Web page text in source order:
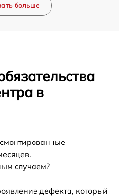
больше
в
случаем?
дефекта, который